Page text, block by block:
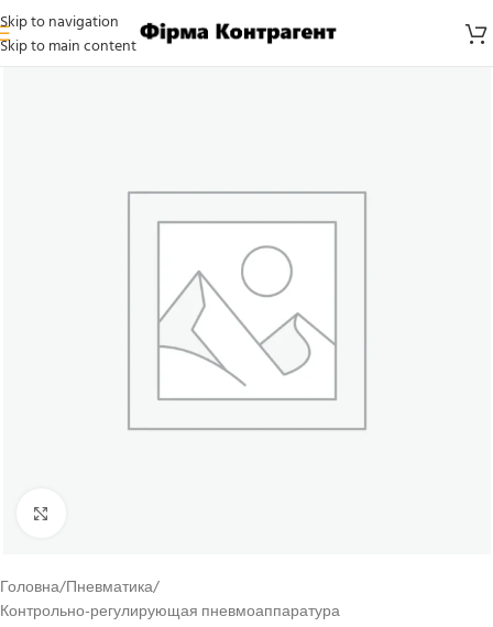
Skip to navigation
Skip to main content
Головна/Пневматика/
Контрольно-регулирующая пневмоаппаратура